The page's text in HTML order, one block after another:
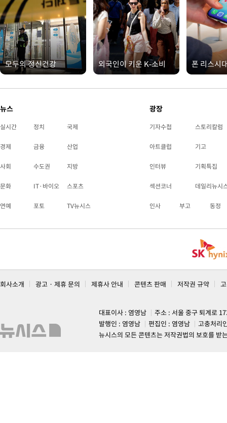
모두의 정신건강 외국인이 키운 K-소비 폰 리스시
뉴스
실시간 정치 국제
경제 금융 산업
사회 수도권 지방
문화 IT·바이오 스포츠
연예 포토 TV뉴시스
광장
기자수첩 스토리칼럼
아트클럽 기고
인터뷰 기획특집
섹션코너 데일리뉴시
인사 부고 동정
회사소개 광고 · 제휴 문의 제휴사 안내 콘텐츠 판매 저작권 규약
대표이사 : 염영남
주소 : 서울 중구 퇴계로
발행인 : 염영남
편집인 : 염영남
고충처리
뉴시스의 모든 콘텐츠는 저작권법의 보호를